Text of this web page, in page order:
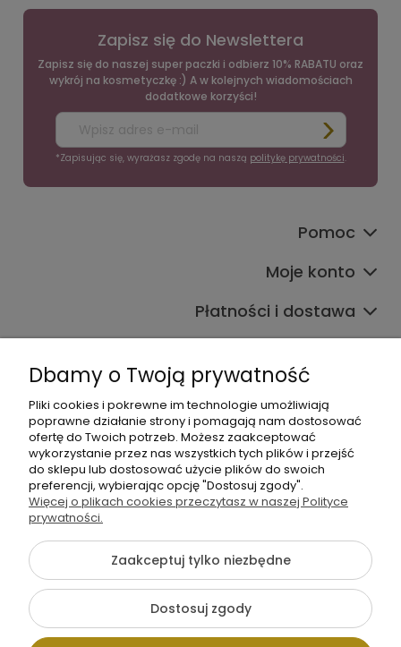
Zapisz się do Newslettera
Zapisz się do naszej super paczki i odbierz 10% RABATU oraz
wykrój na kosmetyczkę :) A w kolejnych wiadomościach
dodatkowe korzyści!
*Zapisując się, wyrażasz zgodę na naszą politykę prywatności.
Pomoc
Moje konto
Płatności i dostawa
+48 605 141 363
{literal}
Pokaż pełną wersję strony
Dbamy o Twoją prywatność
Pliki cookies i pokrewne im technologie umożliwiają
poprawne działanie strony i pomagają nam dostosować
ofertę do Twoich potrzeb. Możesz zaakceptować
wykorzystanie przez nas wszystkich tych plików i przejść
do sklepu lub dostosować użycie plików do swoich
preferencji, wybierając opcję "Dostosuj zgody".
Więcej o plikach cookies przeczytasz w naszej Polityce
prywatności.
Zaakceptuj tylko niezbędne
Dostosuj zgody